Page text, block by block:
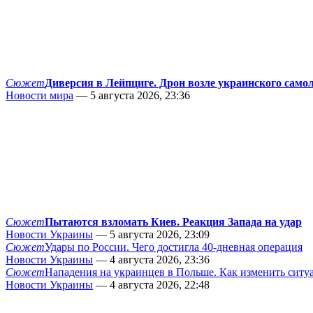
СюжетДиверсия в Лейпциге. Дрон возле украинского
Новости мира — 5 августа 2026, 23:36
СюжетПытаются взломать Киев. Реакция Запада на удар
Новости Украины — 5 августа 2026, 23:09
СюжетУдары по России. Чего достигла 40-дневная операция
Новости Украины — 4 августа 2026, 23:36
СюжетНападения на украинцев в Польше. Как изменить
Новости Украины — 4 августа 2026, 22:48